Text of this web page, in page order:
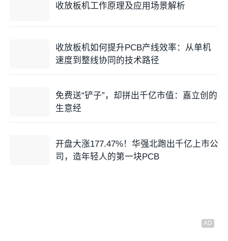
收放板机工作原理及应用场景解析
收放板机如何提升PCB产线效率：从单机
速度到整线协同的技术路径
免费送“铲子”，却拼出千亿市值：嘉立创的
生意经
开盘大涨177.47%！华强北跑出千亿上市公
司，造年轻人的第一块PCB